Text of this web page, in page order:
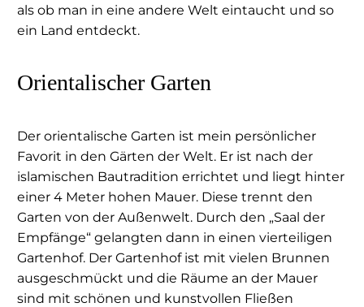
als ob man in eine andere Welt eintaucht und so
ein Land entdeckt.
Orientalischer Garten
Der orientalische Garten ist mein persönlicher
Favorit in den Gärten der Welt. Er ist nach der
islamischen Bautradition errichtet und liegt hinter
einer 4 Meter hohen Mauer. Diese trennt den
Garten von der Außenwelt. Durch den „Saal der
Empfänge“ gelangten dann in einen vierteiligen
Gartenhof. Der Gartenhof ist mit vielen Brunnen
ausgeschmückt und die Räume an der Mauer
sind mit schönen und kunstvollen Fließen